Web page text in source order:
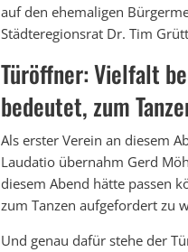
auf den ehemaligen
Städteregionsrat Dr. Tim
Türöffner: Vielfalt
bedeutet, zum
Als erster Verein an diesem
Laudatio übernahm Gerd
diesem Abend hätte passen
zum Tanzen aufgefordert zu
Und genau dafür stehe der